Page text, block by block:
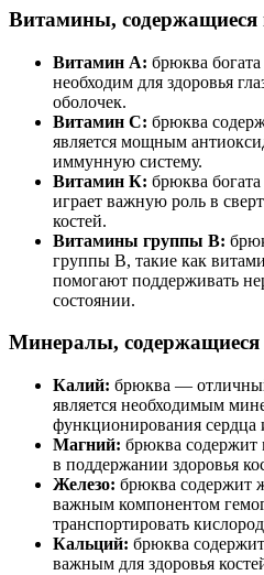
Витамины, содержащиеся
Витамин А: брюква
необходим для здоровья
оболочек.
Витамин C: брюква
является мощным
иммунную систему.
Витамин К: брюква
играет важную роль в
костей.
Витамины группы В:
группы В, такие как
помогают поддерживать
состоянии.
Минералы, содержащиеся
Калий: брюква —
является необходимым
функционирования сердца
Магний: брюква содержит
в поддержании здоровья
Железо: брюква содержит
важным компонентом
транспортировать
Кальций: брюква
важным для здоровья